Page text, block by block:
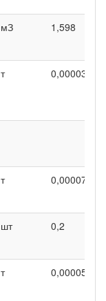
мЗ 1,598
т 0,00003
т 0,00007
шт 0,2
т 0,00005